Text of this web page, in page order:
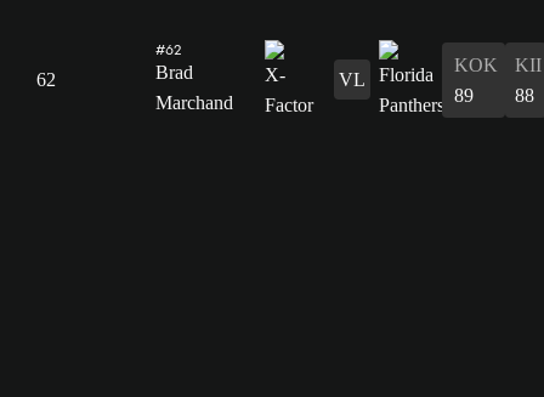
62
#62
Brad
Marchand
VL
KOK
89
KII
88